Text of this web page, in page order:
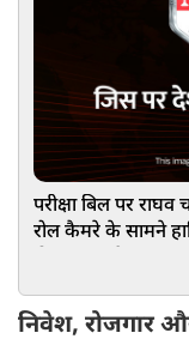
परीक्षा बिल पर
रोल कैमरे के सामने
निवेश, रोजगार